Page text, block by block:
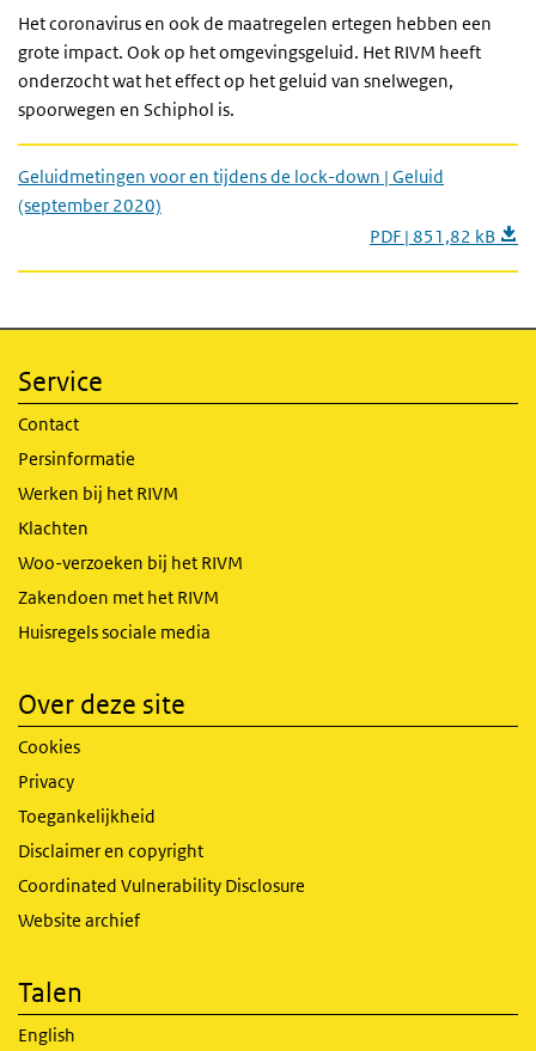
Het coronavirus en ook de maatregelen ertegen hebben een
grote impact. Ook op het omgevingsgeluid. Het RIVM heeft
onderzocht wat het effect op het geluid van snelwegen,
spoorwegen en Schiphol is.
Geluidmetingen voor en tijdens de lock-down | Geluid
(september 2020)
PDF | 851,82 kB
Service
Contact
Persinformatie
Werken bij het RIVM
Klachten
Woo-verzoeken bij het RIVM
Zakendoen met het RIVM
Huisregels sociale media
Over deze site
Cookies
Privacy
Toegankelijkheid
Disclaimer en copyright
Coordinated Vulnerability Disclosure
Website archief
Talen
English